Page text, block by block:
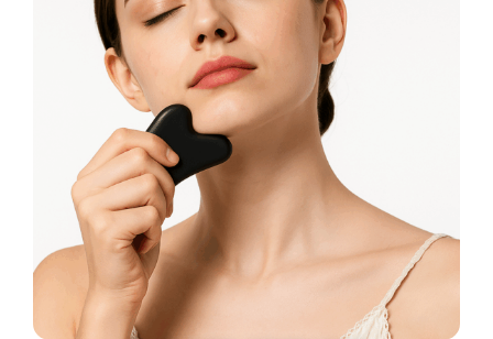
לכניסה לבוטיק